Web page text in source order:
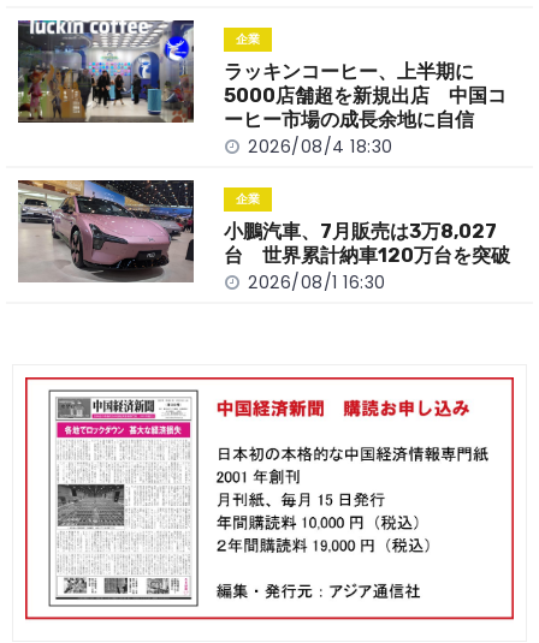
企業
ラッキンコーヒー、上半期に
5000店舗超を新規出店 中国コ
ーヒー市場の成長余地に自信
2026/08/4 18:30
企業
小鵬汽車、7月販売は3万8,027
台 世界累計納車120万台を突破
2026/08/1 16:30